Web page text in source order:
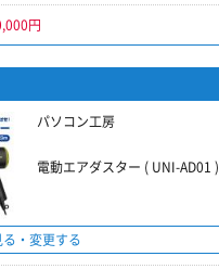
円
パソコン工房
電動エアダスター ( UNI-AD01 )
・変更する